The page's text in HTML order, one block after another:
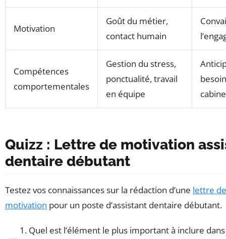
Motivation
Goût du métier,
contact humain
Compétences
comportementales
Gestion du stress,
ponctualité, travail
en équipe
Quizz : Lettre de motivation
dentaire débutant
Testez vos connaissances sur la rédaction d’une lettre de
motivation pour un poste d’assistant dentaire débutant.
1. Quel est l’élément le plus important à inclure dans